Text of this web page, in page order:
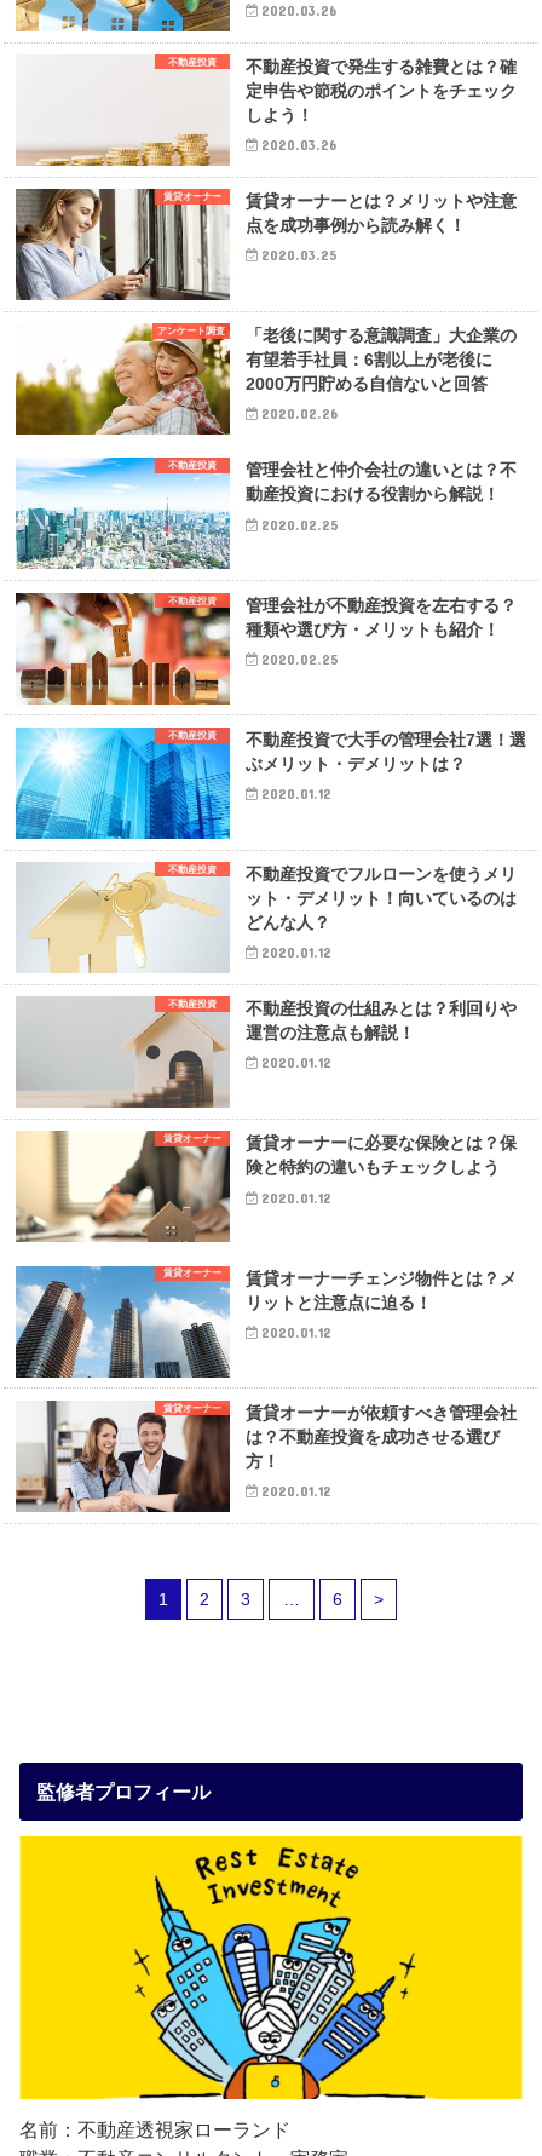
2020.03.26
不動産投資
不動産投資で発生する雑費とは？確
定申告や節税のポイントをチェック
しよう！
2020.03.26
賃貸オーナー
賃貸オーナーとは？メリットや注意
点を成功事例から読み解く！
2020.03.25
アンケート調査
「老後に関する意識調査」大企業の
有望若手社員：6割以上が老後に
2000万円貯める自信ないと回答
2020.02.26
不動産投資
管理会社と仲介会社の違いとは？不
動産投資における役割から解説！
2020.02.25
不動産投資
管理会社が不動産投資を左右する？
種類や選び方・メリットも紹介！
2020.02.25
不動産投資
不動産投資で大手の管理会社7選！選
ぶメリット・デメリットは？
2020.01.12
不動産投資
不動産投資でフルローンを使うメリ
ット・デメリット！向いているのは
どんな人？
2020.01.12
不動産投資
不動産投資の仕組みとは？利回りや
運営の注意点も解説！
2020.01.12
賃貸オーナー
賃貸オーナーに必要な保険とは？保
険と特約の違いもチェックしよう
2020.01.12
賃貸オーナー
賃貸オーナーチェンジ物件とは？メ
リットと注意点に迫る！
2020.01.12
賃貸オーナー
賃貸オーナーが依頼すべき管理会社
は？不動産投資を成功させる選び
方！
2020.01.12
1 2 3 … 6 >
監修者プロフィール
名前：不動産透視家ローランド